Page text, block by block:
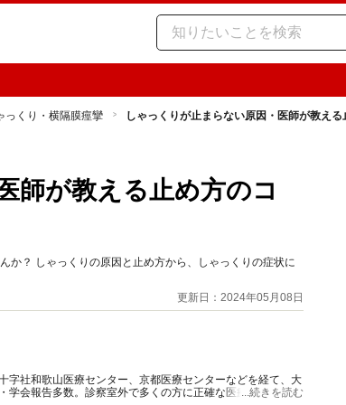
っくり・横隔膜痙攣 しゃっくりが止まらない原因・医師が教え
師が教える止め方のコ
か？ しゃっくりの原因と止め方から、しゃっくりの症状に
更新日：2024年05月08日
字社和歌山医療センター、京都医療センターなどを経て、大
学会報告多数。診察室外で多くの方に正確な医療情報を届け
...続きを読む